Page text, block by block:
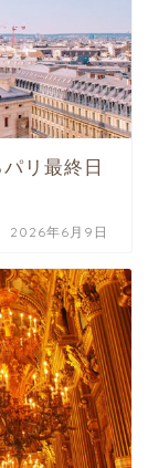
リ最終日
2026年6月9日